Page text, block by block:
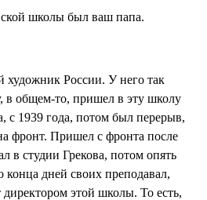
школы был ваш папа.
художник России. У него так
в общем-то, пришел в эту школу
с 1939 года, потом был перерыв,
фронт. Пришел с фронта после
в студии Грекова, потом опять
дней своих преподавал,
этой школы. То есть,